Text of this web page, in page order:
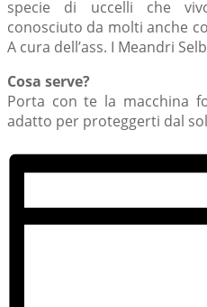
specie di uccelli che
conosciuto da molti anche
A cura dell’ass. I Meandri
Cosa serve?
Porta con te la macchina
adatto per proteggerti dal